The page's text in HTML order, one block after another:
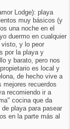
Lodge): playa
muy básicos (y
una noche en el
duermo en cualquier
y lo peor
por la playa y
y barato, pero nos
es local y
de hecho vive a
mejores recuerdos
recomiendo ir a
cocina que da
playa para pasear
en la parte más al